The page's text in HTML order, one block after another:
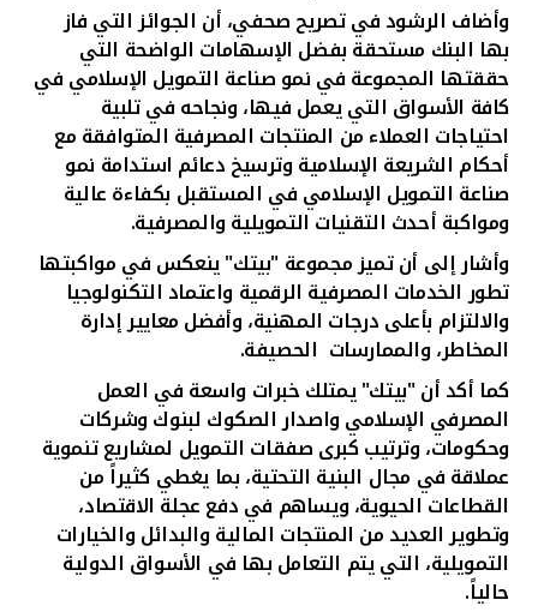
وأضاف الرشود في تصريح صحفي،أن الجوائز التي فاز
بها البنك مستحقة بفضل الإسهامات الواضحة التي
حققتها المجموعة في نمو صناعة التمويل الإسلامي في
كافة الأسواق التي يعمل فيها، ونجاحه في تلبية
احتياجات العملاء من المنتجات المصرفية المتوافقة مع
أحكام الشريعة الإسلامية وترسيخ دعائم استدامة نمو
صناعة التمويل الإسلامي في المستقبل بكفاءة عالية
ومواكبة أحدث التقنيات التمويلية والمصرفية.
وأشار إلى أن تميز مجموعة "بيتك" ينعكس في مواكبتها
تطور الخدمات المصرفية الرقمية واعتماد التكنولوجيا
والالتزام بأعلى درجات المهنية، وأفضل معايير إدارة
المخاطر، والممارسات الحصيفة.
كما أكد أن "بيتك" يمتلك خبرات واسعة في العمل
المصرفي الإسلاميواصدار الصكوك لبنوك وشركات
وحكومات، وترتيب كبرى صفقات التمويل لمشاريع تنموية
عملاقة في مجال البنية التحتية، بما يغطي كثيراً من
القطاعات الحيوية، ويساهم في دفع عجلة الاقتصاد،
وتطوير العديد من المنتجات المالية والبدائل والخيارات
التمويلية، التي يتم التعامل بها في الأسواق الدولية
حالياً.